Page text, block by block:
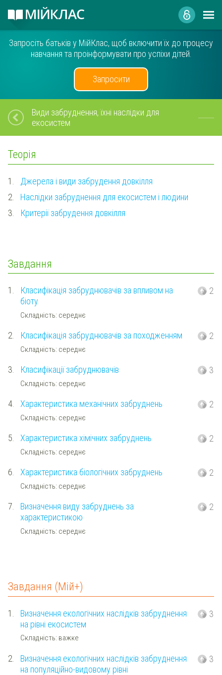
Запросіть батьків у МійКлас, щоб включити їх до процесу
навчання та проінформувати про успіхи дітей.
Запросити
Види забруднення, їхні наслідки для
екосистем
Теорія
1.
Джерела і види забрудення довкілля
2.
Наслідки забруднення для екосистем і людини
3.
Критерії забрудення довкілля
Завдання
1.
Класифікація забруднювачів за впливом на
біоту
Складність: середнє
2
2. Класифікація забруднювачів за походженням
Складність: середнє
2
3. Класифікації забруднювачів
Складність: середнє
3
4. Характеристика механічних забруднень
Складність: середнє
2
5. Характеристика хімічних забруднень
Складність: середнє
2
6. Характеристика біологічних забруднень
Складність: середнє
2
7.
Визначення виду забруднень за
характеристикою
Складність: середнє
2
Завдання (Мій+)
1.
Визначення екологічних наслідків забруднення
на рівні екосистем
Складність: важке
3
2.
Визначення екологічних наслідків забруднення
на популяційно-видовому рівні
3